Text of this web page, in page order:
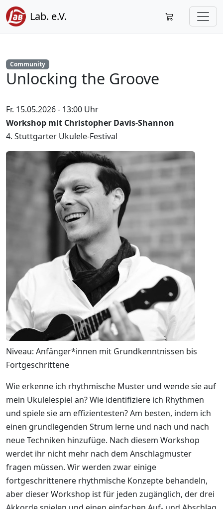
Lab. e.V.
Community
Unlocking the Groove
Fr. 15.05.2026 - 13:00 Uhr
Workshop mit Christopher Davis-Shannon
4. Stuttgarter Ukulele-Festival
Niveau: Anfänger*innen mit Grundkenntnissen bis
Fortgeschrittene
Wie erkenne ich rhythmische Muster und wende sie auf
mein Ukulelespiel an? Wie identifiziere ich Rhythmen
und spiele sie am effizientesten? Am besten, indem ich
einen grundlegenden Strum lerne und nach und nach
neue Techniken hinzufüge. Nach diesem Workshop
werdet ihr nicht mehr nach dem Anschlagmuster
fragen müssen. Wir werden zwar einige
fortgeschrittenere rhythmische Konzepte behandeln,
aber dieser Workshop ist für jeden zugänglich, der drei